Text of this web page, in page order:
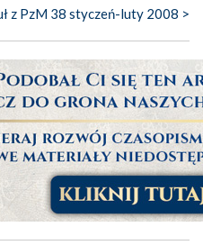
z PzM 38 styczeń-luty 2008 >